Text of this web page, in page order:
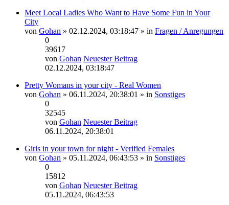
Meet Local Ladies Who Want to Have Some Fun in Your
City
von Gohan » 02.12.2024, 03:18:47 » in Fragen / Anregungen
0
39617
von Gohan Neuester Beitrag
02.12.2024, 03:18:47
Pretty Womans in your city - Real Women
von Gohan » 06.11.2024, 20:38:01 » in Sonstiges
0
32545
von Gohan Neuester Beitrag
06.11.2024, 20:38:01
Girls in your town for night - Verified Females
von Gohan » 05.11.2024, 06:43:53 » in Sonstiges
0
15812
von Gohan Neuester Beitrag
05.11.2024, 06:43:53